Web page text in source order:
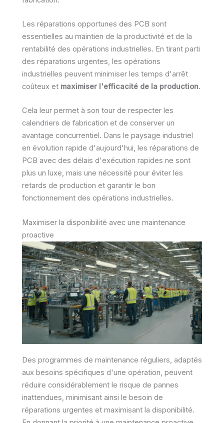
Les réparations opportunes des PCB sont
essentielles au maintien de la productivité et de la
rentabilité des opérations industrielles. En tirant parti
des réparations urgentes, les opérations
industrielles peuvent minimiser les temps d'arrêt
coûteux et maximiser l'efficacité de la production.
Cela leur permet à son tour de respecter les
calendriers de fabrication et de conserver un
avantage concurrentiel. Dans le paysage industriel
en évolution rapide d'aujourd'hui, les réparations de
PCB avec des délais d'exécution rapides ne sont
plus un luxe, mais une nécessité pour éviter les
retards de production et garantir le bon
fonctionnement des opérations industrielles.
Maximiser la disponibilité avec une maintenance
proactive
Des programmes de maintenance réguliers, adaptés
aux besoins spécifiques d'une opération, peuvent
réduire considérablement le risque de pannes
inattendues, minimisant ainsi le besoin de
réparations urgentes et maximisant la disponibilité.